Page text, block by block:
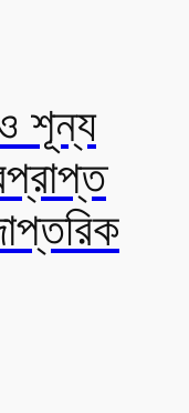
শূন্য